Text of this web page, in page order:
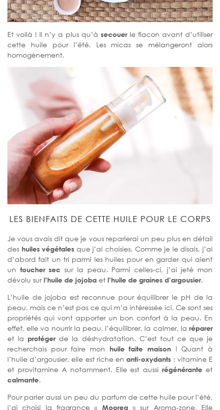
Et voilà ! Il n’y a plus qu’à secouerle flacon avant d’utiliser
cette huile pour l’été. Les micas se mélangeront alors
homogènement.
LES BIENFAITS DE CETTE HUILE POUR LE CORPS
Je vous avais dit que je vous reparlerai un peu plus en détail
des huiles végétales que j’ai choisies. Comme je le disais, j’ai
d’abord fait un tri parmi les huiles pour en garder qui aient
un toucher sec sur la peau. Parmi celles-ci, j’ai jeté mon
dévolu surl’huile de jojoba et l’huile de graines d’argousier.
L’huile de jojoba est reconnue pour équilibrer le pH de la
peau, mais ce n’est pas ce qui m’a intéressée ici. Ce sont ses
propriétés qui vont apporter un bon confort à la peau. En
effet, elle va nourrir la peau, l’équilibrer, la calmer, la réparer
et la protégerde la déshydratation. C’est tout ce que je
recherchais pour faire mon huile faite maison ! Quant à
l’huile d’argousier, elle est riche enanti-oxydants : vitamine E
et provitamine A notamment. Elle est aussirégénérante et
calmante.
Pour parler aussi un peu du parfum de cette huile pour l’été,
j’ai choisi la fragrance « Moorea» sur Aroma-zone. Elle